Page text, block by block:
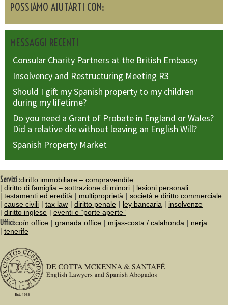
POSSIAMO AIUTARTI CON:
MESSAGGI RECENTI
Consular Charity Partners at the British Embassy
Insolvency and Restructuring Meeting R3
Should I gift my Spanish property to my children
during my lifetime?
Do you need a Grant of Probate in England or Wales?
Did a relative die without leaving an English Will?
Spanish Property Market
Servizi :diritto immobiliare – compravendite
diritto di famiglia – sottrazione di minori
lesioni personali
testamenti ed eredità
multiproprietà
società e diritto commerciale
cause civili
tax law diritto penale ley bancaria
insolvenze
diritto inglese
eventi e “porte aperte”
Uffici:coín office granada office mijas-costa / calahonda
nerja
tenerife